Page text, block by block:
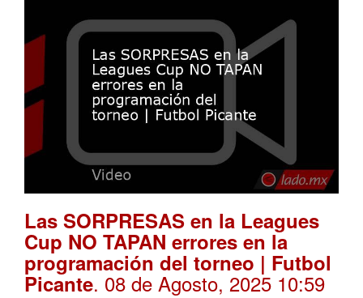
Las SORPRESAS en la Leagues
Cup NO TAPAN errores en la
programación del torneo | Futbol
Picante. 08 de Agosto, 2025 10:59